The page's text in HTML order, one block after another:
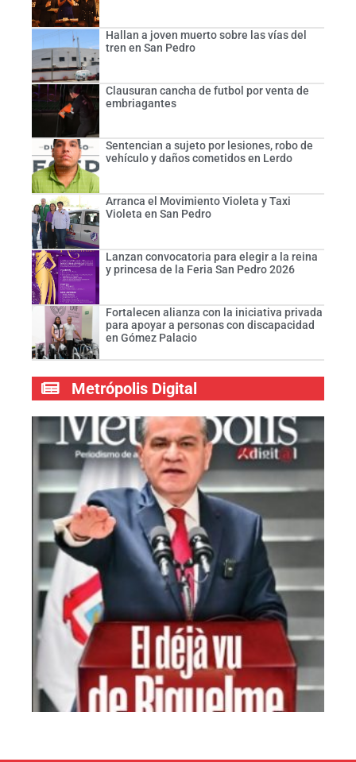
Hallan a joven muerto sobre las vías del
tren en San Pedro
Clausuran cancha de futbol por venta de
embriagantes
Sentencian a sujeto por lesiones, robo de
vehículo y daños cometidos en Lerdo
Arranca el Movimiento Violeta y Taxi
Violeta en San Pedro
Lanzan convocatoria para elegir a la reina
y princesa de la Feria San Pedro 2026
Fortalecen alianza con la iniciativa privada
para apoyar a personas con discapacidad
en Gómez Palacio
Metrópolis Digital